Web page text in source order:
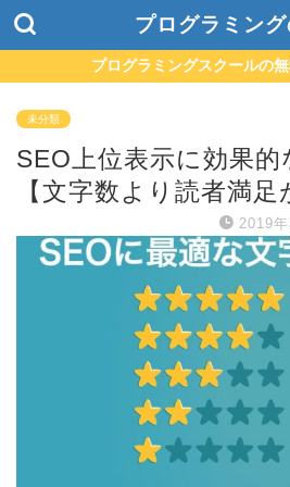
プログラミン
プログラミングスクールの
未分類
SEO上位表示に効果
【文字数より読者満足
2019